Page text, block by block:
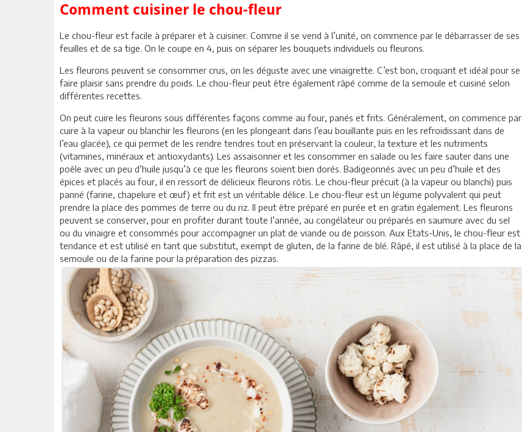
Comment cuisiner le chou-fleur
Le chou-fleur est facile à préparer et à cuisiner. Comme il se vend à l’unité, on commence par le débarrasser de ses
feuilles et de sa tige. On le coupe en 4, puis on séparer les bouquets individuels ou fleurons.
Les fleurons peuvent se consommer crus, on les déguste avec une vinaigrette. C’est bon, croquant et idéal pour se
faire plaisir sans prendre du poids. Le chou-fleur peut être également râpé comme de la semoule et cuisiné selon
différentes recettes.
On peut cuire les fleurons sous différentes façons comme au four, panés et frits. Généralement, on commence par
cuire à la vapeur ou blanchir les fleurons (en les plongeant dans l’eau bouillante puis en les refroidissant dans de
l’eau glacée), ce qui permet de les rendre tendres tout en préservant la couleur, la texture et les nutriments
(vitamines, minéraux et antioxydants). Les assaisonner et les consommer en salade ou les faire sauter dans une
poêle avec un peu d’huile jusqu’à ce que les fleurons soient bien dorés. Badigeonnés avec un peu d’huile et des
épices et placés au four, il en ressort de délicieux fleurons rôtis. Le chou-fleur précuit (à la vapeur ou blanchi) puis
panné (farine, chapelure et œuf) et frit est un véritable délice. Le chou-fleur est un légume polyvalent qui peut
prendre la place des pommes de terre ou du riz. Il peut être préparé en purée et en gratin également. Les fleurons
peuvent se conserver, pour en profiter durant toute l’année, au congélateur ou préparés en saumure avec du sel
ou du vinaigre et consommés pour accompagner un plat de viande ou de poisson. Aux Etats-Unis, le chou-fleur est
tendance et est utilisé en tant que substitut, exempt de gluten, de la farine de blé. Râpé, il est utilisé à la place de la
semoule ou de la farine pour la préparation des pizzas.